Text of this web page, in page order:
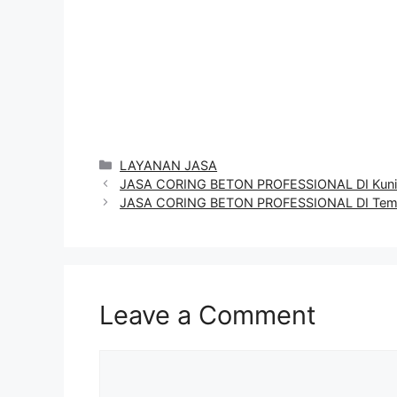
Categories
LAYANAN JASA
JASA CORING BETON PROFESSIONAL DI
JASA CORING BETON PROFESSIONAL DI
Leave a Comment